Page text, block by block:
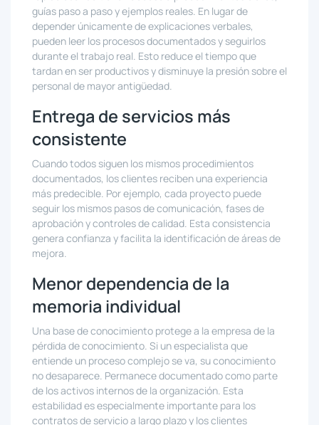
guías paso a paso y ejemplos reales. En lugar de
depender únicamente de explicaciones verbales,
pueden leer los procesos documentados y seguirlos
durante el trabajo real. Esto reduce el tiempo que
tardan en ser productivos y disminuye la presión sobre el
personal de mayor antigüedad.
Entrega de servicios más
consistente
Cuando todos siguen los mismos procedimientos
documentados, los clientes reciben una experiencia
más predecible. Por ejemplo, cada proyecto puede
seguir los mismos pasos de comunicación, fases de
aprobación y controles de calidad. Esta consistencia
genera confianza y facilita la identificación de áreas de
mejora.
Menor dependencia de la
memoria individual
Una base de conocimiento protege a la empresa de la
pérdida de conocimiento. Si un especialista que
entiende un proceso complejo se va, su conocimiento
no desaparece. Permanece documentado como parte
de los activos internos de la organización. Esta
estabilidad es especialmente importante para los
contratos de servicio a largo plazo y los clientes